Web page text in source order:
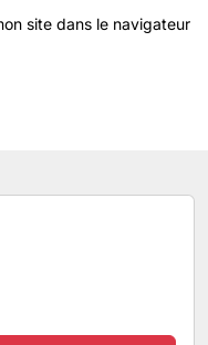
site dans le navigateur